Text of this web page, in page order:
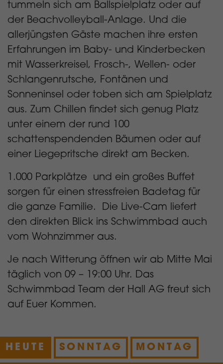
tummeln sich am Ballspielplatz oder auf
der Beachvolleyball-Anlage. Und die
allerjüngsten Gäste machen ihre ersten
Erfahrungen im Baby- und Kinderbecken
mit Wasserkreisel, Frosch-, Wellen- oder
Schlangenrutsche, Fontänen und
Sonneninsel oder toben sich am Spielplatz
aus. Zum Chillen findet sich genug Platz
unter einem der rund 100
schattenspendenden Bäumen oder auf
einer Liegepritsche direkt am Becken.
1.000 Parkplätze und ein großes Buffet
sorgen für einen stressfreien Badetag für
die ganze Familie. Die Live-Cam liefert
den direkten Blick ins Schwimmbad auch
vom Wohnzimmer aus.
Je nach Witterung öffnen wir ab Mitte Mai
täglich von 09 – 19:00 Uhr. Das
Schwimmbad Team der Hall AG freut sich
auf Euer Kommen.
HEUTE SONNTAG MONTAG